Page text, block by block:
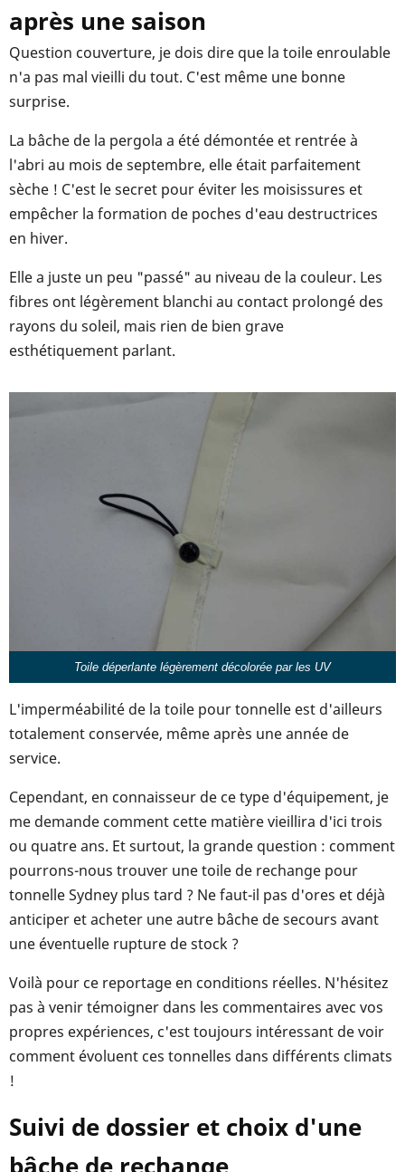
après une saison
Question couverture, je dois dire que la toile enroulable
n'a pas mal vieilli du tout. C'est même une bonne
surprise.
La bâche de la pergola a été démontée et rentrée à
l'abri au mois de septembre, elle était parfaitement
sèche ! C'est le secret pour éviter les moisissures et
empêcher la formation de poches d'eau destructrices
en hiver.
Elle a juste un peu "passé" au niveau de la couleur. Les
fibres ont légèrement blanchi au contact prolongé des
rayons du soleil, mais rien de bien grave
esthétiquement parlant.
Toile déperlante légèrement décolorée par les UV
L'imperméabilité de la toile pour tonnelle est d'ailleurs
totalement conservée, même après une année de
service.
Cependant, en connaisseur de ce type d'équipement, je
me demande comment cette matière vieillira d'ici trois
ou quatre ans. Et surtout, la grande question : comment
pourrons-nous trouver une toile de rechange pour
tonnelle Sydney plus tard ? Ne faut-il pas d'ores et déjà
anticiper et acheter une autre bâche de secours avant
une éventuelle rupture de stock ?
Voilà pour ce reportage en conditions réelles. N'hésitez
pas à venir témoigner dans les commentaires avec vos
propres expériences, c'est toujours intéressant de voir
comment évoluent ces tonnelles dans différents climats
!
Suivi de dossier et choix d'une